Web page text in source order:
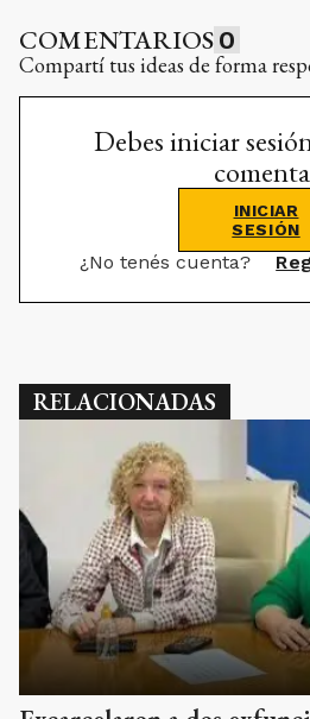
COMENTARIOS 0
Compartí tus ideas de forma
Debes iniciar
INICIAR
SESIÓN
¿No tenés cuenta?
RELACIONADAS